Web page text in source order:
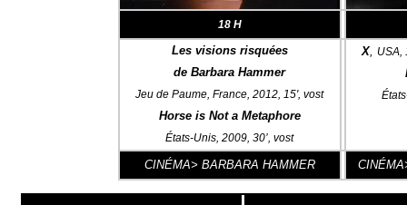
18 H
Les visions risquées
de Barbara Hammer
Jeu de Paume, France, 2012, 15', vost
Horse is Not a Metaphore
États-Unis, 2009, 30’, vost
X, USA,
CINÉMA> BARBARA HAMMER